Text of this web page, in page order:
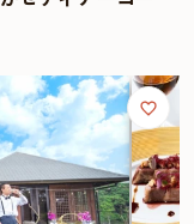
にご記入ください。